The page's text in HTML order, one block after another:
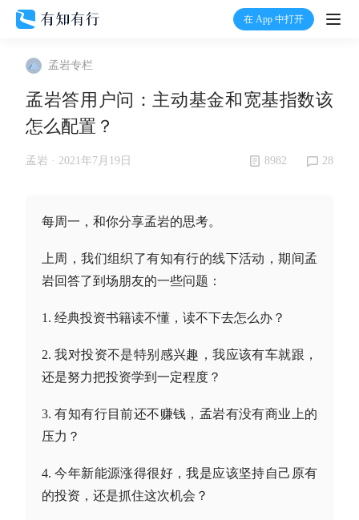
在 App 中打开
打
温度计
加入我们
孟岩专栏
孟岩答用户问：主动基金和宽基指数该
怎么配置？
孟岩 · 2021年7月19日 8982 28
每周一，和你分享孟岩的思考。
上周，我们组织了有知有行的线下活动，期间孟
岩回答了到场朋友的一些问题：
1. 经典投资书籍读不懂，读不下去怎么办？
2. 我对投资不是特别感兴趣，我应该有车就跟，
还是努力把投资学到一定程度？
3. 有知有行目前还不赚钱，孟岩有没有商业上的
压力？
4. 今年新能源涨得很好，我是应该坚持自己原有
的投资，还是抓住这次机会？